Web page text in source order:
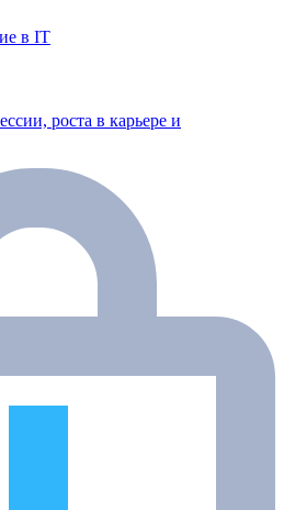
в IT
роста в карьере и